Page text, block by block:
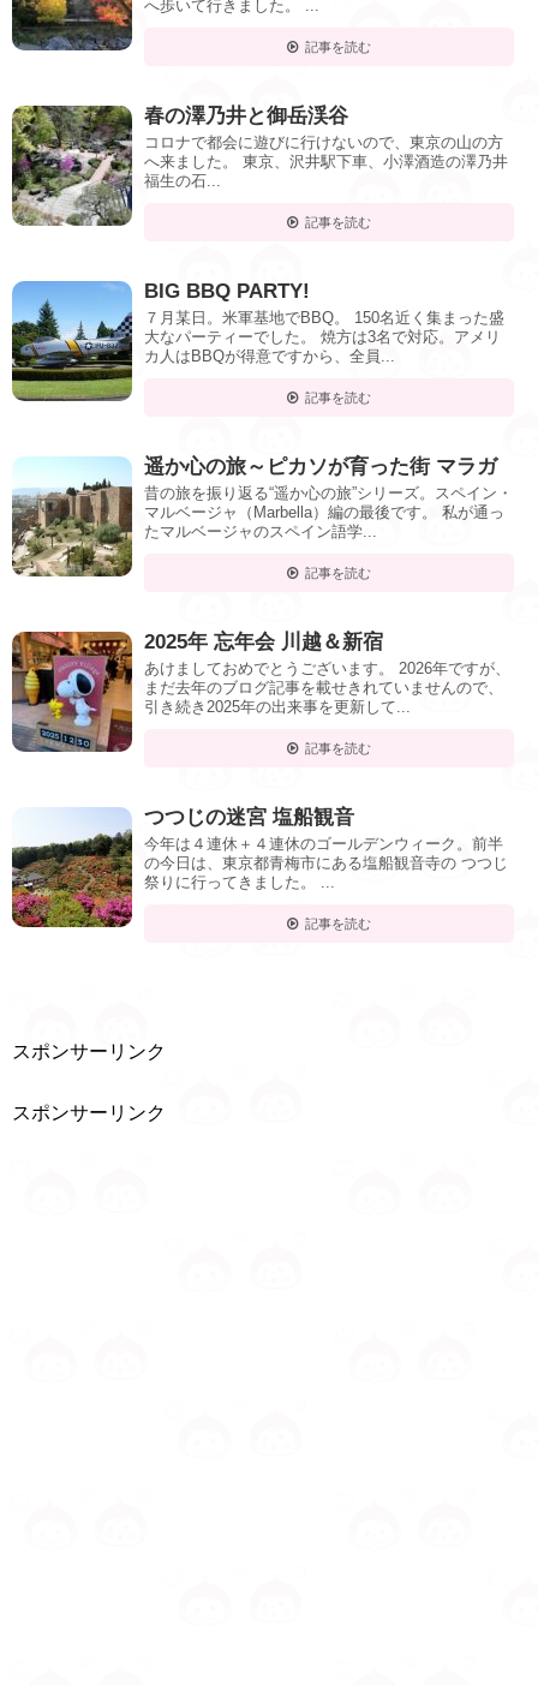
へ歩いて行きました。 ...
記事を読む
春の澤乃井と御岳渓谷
コロナで都会に遊びに行けないので、東京の山の方
へ来ました。 東京、沢井駅下車、小澤酒造の澤乃井
福生の石...
記事を読む
BIG BBQ PARTY!
７月某日。米軍基地でBBQ。 150名近く集まった盛
大なパーティーでした。 焼方は3名で対応。アメリ
カ人はBBQが得意ですから、全員...
記事を読む
遥か心の旅～ピカソが育った街 マラガ
昔の旅を振り返る“遥か心の旅”シリーズ。スペイン・
マルベージャ（Marbella）編の最後です。 私が通っ
たマルベージャのスペイン語学...
記事を読む
2025年 忘年会 川越＆新宿
あけましておめでとうございます。 2026年ですが、
まだ去年のブログ記事を載せきれていませんので、
引き続き2025年の出来事を更新して...
記事を読む
つつじの迷宮 塩船観音
今年は４連休＋４連休のゴールデンウィーク。前半
の今日は、東京都青梅市にある塩船観音寺の つつじ
祭りに行ってきました。 ...
記事を読む
スポンサーリンク
スポンサーリンク